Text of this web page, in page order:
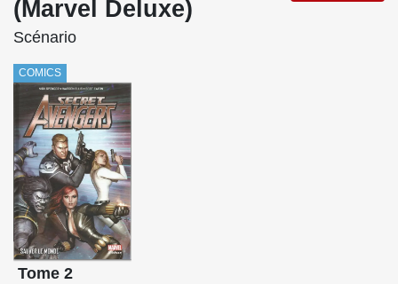
(Marvel Deluxe)
Scénario
COMICS
Tome 2